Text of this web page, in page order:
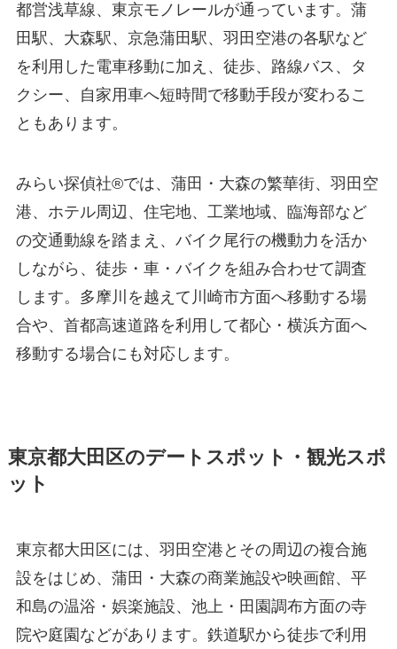
都営浅草線、東京モノレールが通っています。蒲
田駅、大森駅、京急蒲田駅、羽田空港の各駅など
を利用した電車移動に加え、徒歩、路線バス、タ
クシー、自家用車へ短時間で移動手段が変わるこ
ともあります。
みらい探偵社®︎では、蒲田・大森の繁華街、羽田空
港、ホテル周辺、住宅地、工業地域、臨海部など
の交通動線を踏まえ、バイク尾行の機動力を活か
しながら、徒歩・車・バイクを組み合わせて調査
します。多摩川を越えて川崎市方面へ移動する場
合や、首都高速道路を利用して都心・横浜方面へ
移動する場合にも対応します。
東京都大田区のデートスポット・観光スポ
ット
東京都大田区には、羽田空港とその周辺の複合施
設をはじめ、蒲田・大森の商業施設や映画館、平
和島の温浴・娯楽施設、池上・田園調布方面の寺
院や庭園などがあります。鉄道駅から徒歩で利用